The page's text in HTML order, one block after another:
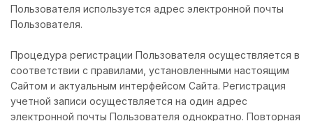
Пользователя используется адрес электронной почты
Пользователя.
Процедура регистрации Пользователя осуществляется в
соответствии с правилами, установленными настоящим
Сайтом и актуальным интерфейсом Сайта. Регистрация
учетной записи осуществляется на один адрес
электронной почты Пользователя однократно. Повторная